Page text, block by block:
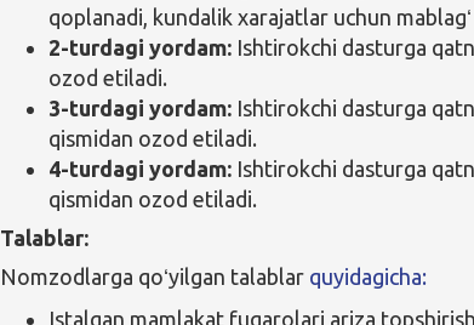
qoplanadi, kundalik xarajatlar uchun
2-turdagi yordam: Ishtirokchi dasturga
ozod etiladi.
3-turdagi yordam: Ishtirokchi dasturga
qismidan ozod etiladi.
4-turdagi yordam: Ishtirokchi dasturga
qismidan ozod etiladi.
Talablar:
Nomzodlarga qoʻyilgan talablar quyidagicha:
Istalgan mamlakat fuqarolari ariza